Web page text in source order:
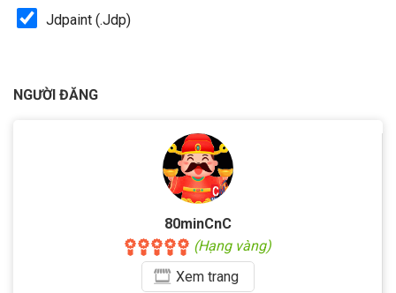
Jdpaint (.Jdp)
NGƯỜI ĐĂNG
80minCnC
(Hạng vàng)
Xemtrang